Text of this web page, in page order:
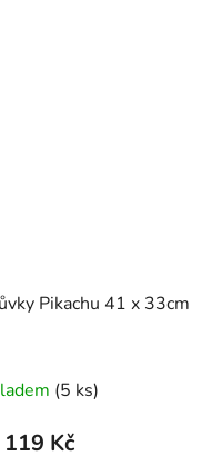
Pikachu 41 x 33cm
(5 ks)
119 Kč